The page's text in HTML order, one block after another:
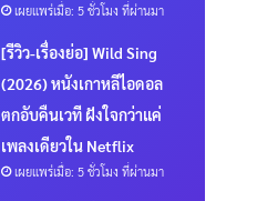
เผยแพร่เมื่อ: 5 ชั่วโมง ที่ผ่านมา
[รีวิว-เรื่องย่อ] Wild Sing
(2026) หนังเกาหลีไอดอล
ตกอับคืนเวที ฝังใจกว่าแค่
เพลงเดียวใน Netflix
เผยแพร่เมื่อ: 5 ชั่วโมง ที่ผ่านมา